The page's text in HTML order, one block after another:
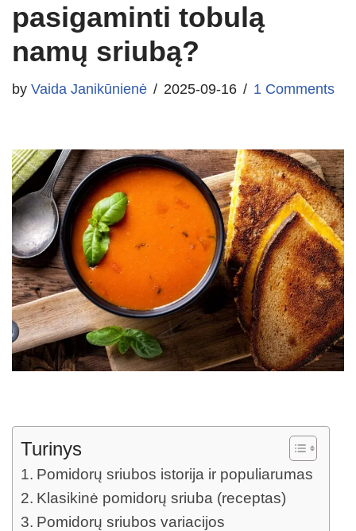
pasigaminti tobulą
namų sriubą?
by Vaida Janikūnienė 2025-09-16 1 Comments
Turinys
Pomidorų sriubos istorija ir populiarumas
Klasikinė pomidorų sriuba (receptas)
Pomidorų sriubos variacijos